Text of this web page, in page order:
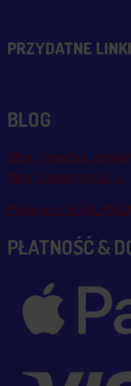
PRZYDATNE LINKI
BLOG
Blog, nowości,
Blog msalamon.pl →
Partnerzy
PŁATNOŚĆ &